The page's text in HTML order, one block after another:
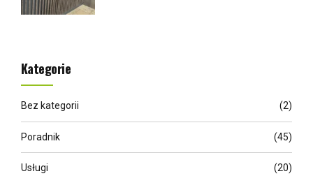
Kategorie
Bez kategorii (2)
Poradnik (45)
Usługi (20)